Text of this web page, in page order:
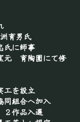
育男氏
に師事
陶園にて修
設立
組合へ加入
作品入選